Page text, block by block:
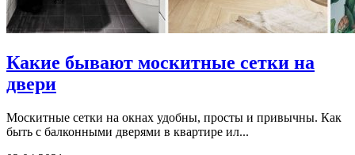
Какие бывают москитные сетки на
двери
Москитные сетки на окнах удобны, просты и привычны. Как
быть с балконными дверями в квартире ил...